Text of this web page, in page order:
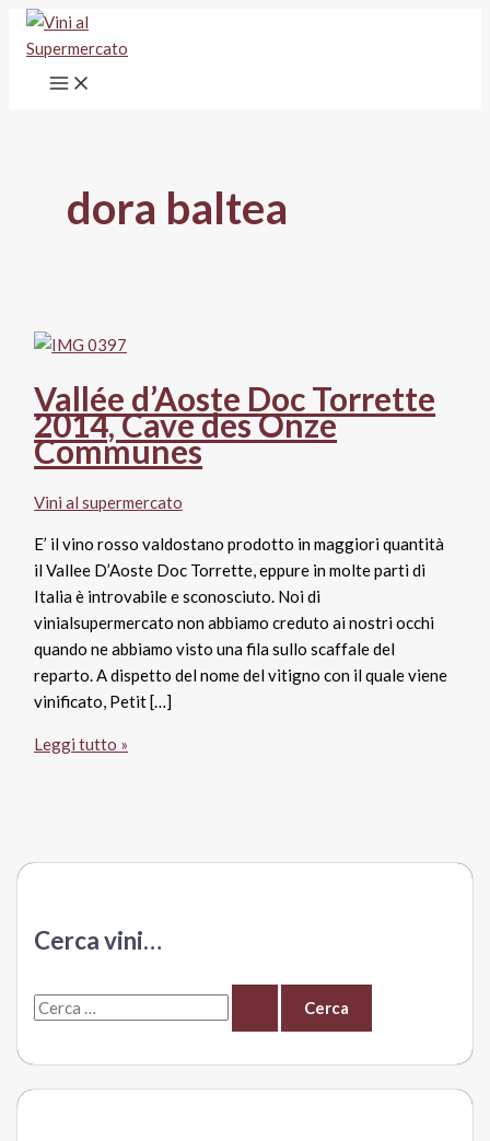
Vai
contenuto
dora baltea
Vallée d’Aoste Doc Torrette
2014, Cave des Onze
Communes
Vini al supermercato
E’ il vino rosso valdostano prodotto in maggiori quantità
il Vallee D’Aoste Doc Torrette, eppure in molte parti di
Italia è introvabile e sconosciuto. Noi di
vinialsupermercato non abbiamo creduto ai nostri occhi
quando ne abbiamo visto una fila sullo scaffale del
reparto. A dispetto del nome del vitigno con il quale viene
vinificato, Petit […]
Vallée
Onze
Communes
Leggi tutto »
Cerca vini…
C
r